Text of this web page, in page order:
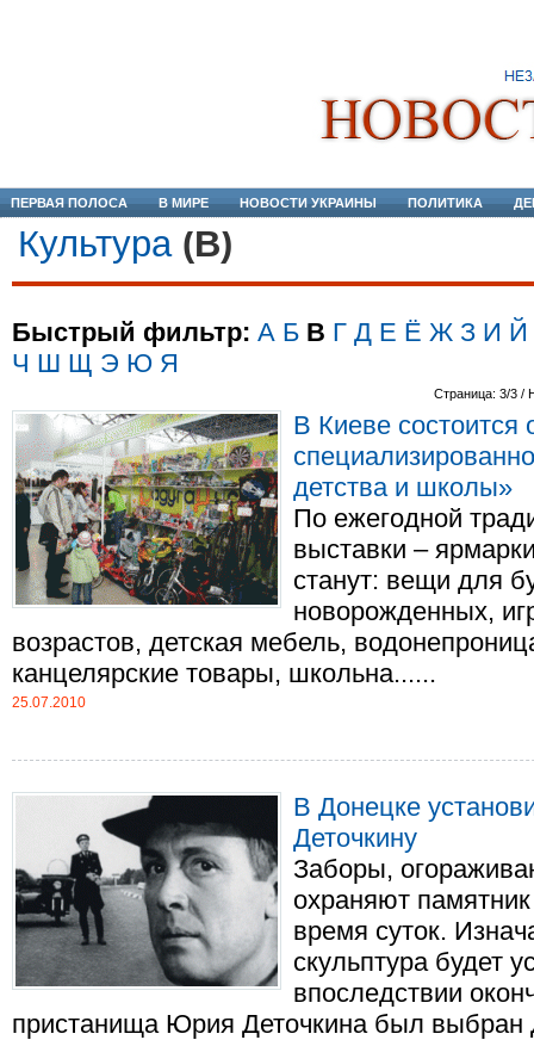
ПЕРВАЯ ПОЛОСА В МИРЕ НОВОСТИ УКРАИНЫ ПОЛИТИКА
Культура(В)
Быстрый фильтр: А Б В Г Д Е Ё Ж З И Й
Ч Ш Щ Э Ю Я
Страница: 3/3 /
В Киеве состоится
детства и школы»
По ежегодной
выставки –
станут: вещи для
новорожденных,
возрастов, детская мебель,
канцелярские товары, школьна......
25.07.2010
В Донецке
Деточкину
Заборы,
охраняют
время суток.
скульптура будет
впоследствии
пристанища Юрия Деточкина был выбран